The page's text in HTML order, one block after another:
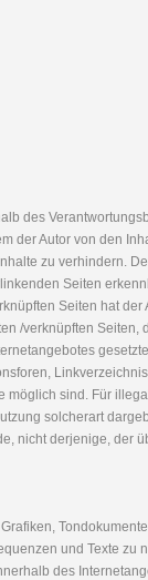
des
der Autor von den
zu verhindern.
Seiten
Seiten hat der
/verknüpften Seiten,
möglich sind. Für
solcherart
nicht derjenige, der
und Texte zu
des